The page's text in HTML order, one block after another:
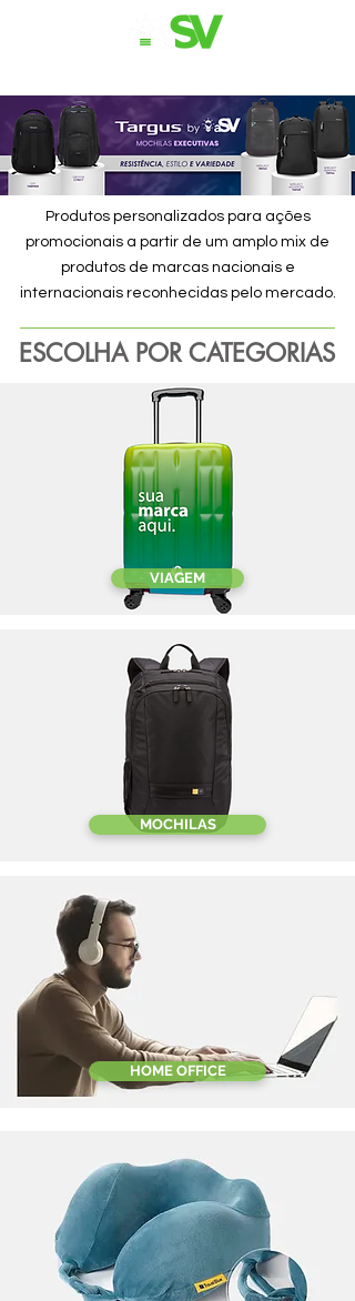
Produtos personalizados para ações
promocionais a partir de um amplo mix de
produtos de marcas nacionais e
internacionais reconhecidas pelo mercado.
ESCOLHA POR CATEGORIAS
VIAGEM
MOCHILAS
HOME OFFICE